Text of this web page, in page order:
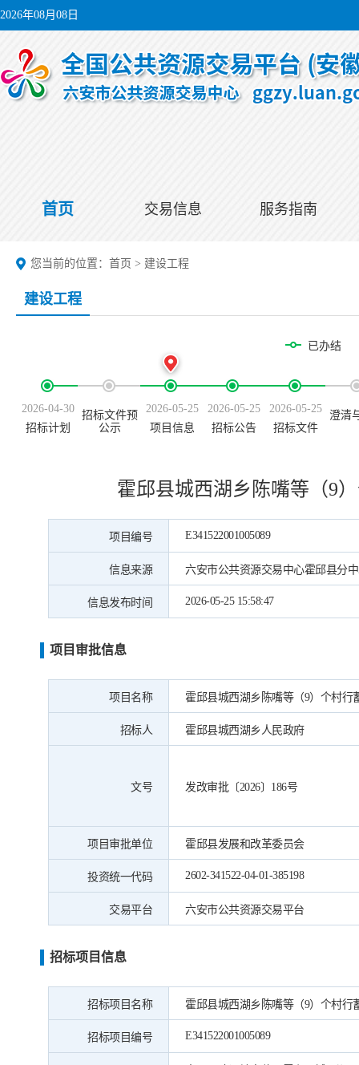
2026年08月08日
首页 交易信息 服务指南
您当前的位置： 首页 > 建设工程
建设工程
已办结
2026-04-30
招标计划
招标文件预
公示
2026-05-25
项目信息
2026-05-25
招标公告
2026-05-25
招标文件
澄清
霍邱县城西湖乡陈嘴等（9
项目编号 E341522001005089
信息来源 六安市公共资源交易中心霍邱县分
信息发布时间 2026-05-25 15:58:47
项目审批信息
项目名称 霍邱县城西湖乡陈嘴等（9）个村
招标人 霍邱县城西湖乡人民政府
文号 发改审批〔2026〕186号
项目审批单位 霍邱县发展和改革委员会
投资统一代码 2602-341522-04-01-385198
交易平台 六安市公共资源交易平台
招标项目信息
招标项目名称 霍邱县城西湖乡陈嘴等（9）个村
招标项目编号 E341522001005089